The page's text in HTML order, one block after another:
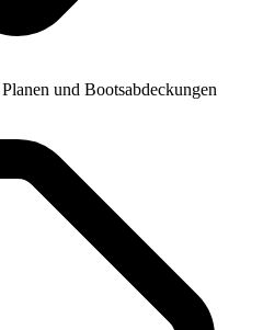
und Bootsabdeckungen